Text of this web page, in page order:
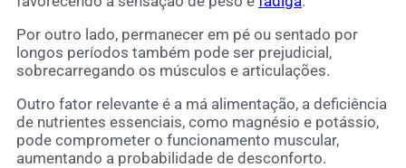
Por outro lado, permanecer em pé ou sentado por
longos períodos também pode ser prejudicial,
sobrecarregando os músculos e articulações.
Outro fator relevante é a má alimentação, a deficiência
de nutrientes essenciais, como magnésio e potássio,
pode comprometer o funcionamento muscular,
aumentando a probabilidade de desconforto.